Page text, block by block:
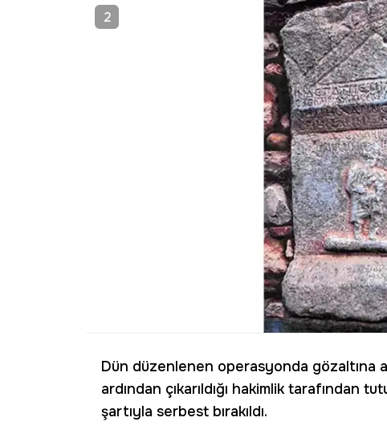
2
Dün düzenlenen operasyonda gözaltına
ardından çıkarıldığı hakimlik tarafından
şartıyla serbest bırakıldı.